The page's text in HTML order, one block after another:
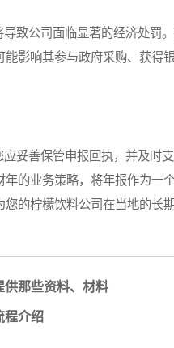
公司面临显著的经济处罚。
影响其参与政府采购、获得
善保管申报回执，并及时支
的业务策略，将年报作为一
的柠檬饮料公司在当地的长
供那些资料、材料
程介绍